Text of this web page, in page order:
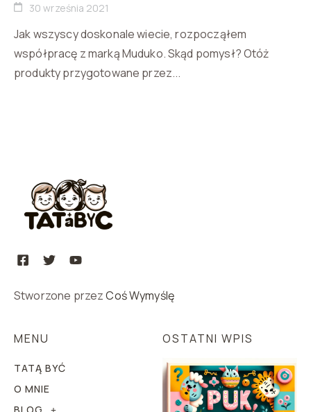
30 września 2021
Jak wszyscy doskonale wiecie, rozpocząłem
współpracę z marką Muduko. Skąd pomysł? Otóż
produkty przygotowane przez...
Stworzone przezCoś Wymyślę
MENU
TATĄ BYĆ
O MNIE
OSTATNI WPIS